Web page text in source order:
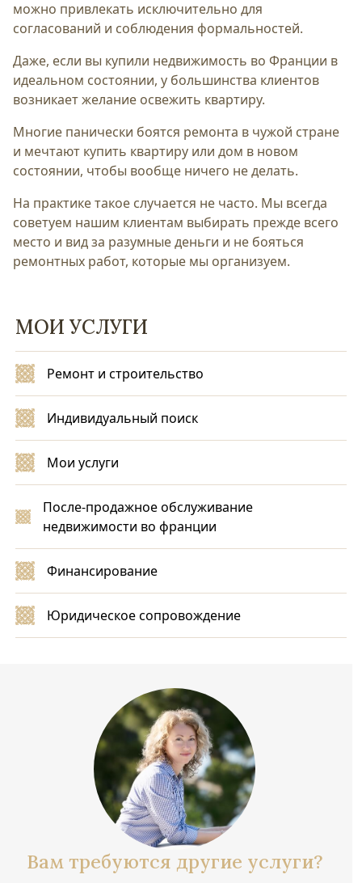
можно привлекать исключительно для
согласований и соблюдения формальностей.
Даже, если вы купили недвижимость во Франции в
идеальном состоянии, у большинства клиентов
возникает желание освежить квартиру.
Многие панически боятся ремонта в чужой стране
и мечтают купить квартиру или дом в новом
состоянии, чтобы вообще ничего не делать.
На практике такое случается не часто. Мы всегда
советуем нашим клиентам выбирать прежде всего
место и вид за разумные деньги и не бояться
ремонтных работ, которые мы организуем.
МОИ УСЛУГИ
Ремонт и строительство
Индивидуальный поиск
Мои услуги
После-продажное обслуживание
недвижимости во франции
Финансирование
Юридическое сопровождение
Вам требуются другие услуги?